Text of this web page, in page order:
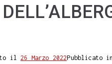
il26 Marzo 2022Pubblicato